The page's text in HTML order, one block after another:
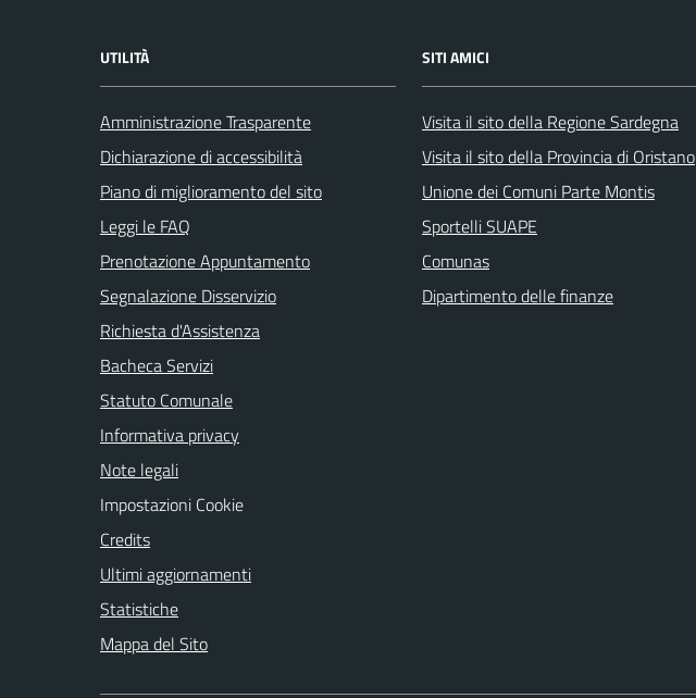
UTILITÀ
Amministrazione Trasparente
Dichiarazione di accessibilità
Piano di miglioramento del sito
Leggi le FAQ
Prenotazione Appuntamento
Segnalazione Disservizio
Richiesta d'Assistenza
Bacheca Servizi
Statuto Comunale
Informativa privacy
Note legali
Impostazioni Cookie
Credits
Ultimi aggiornamenti
Statistiche
Mappa del Sito
SITI AMICI
Visita il sito della Regione Sardegna
Visita il sito della Provincia di Oristano
Unione dei Comuni Parte Montis
Sportelli SUAPE
Comunas
Dipartimento delle finanze